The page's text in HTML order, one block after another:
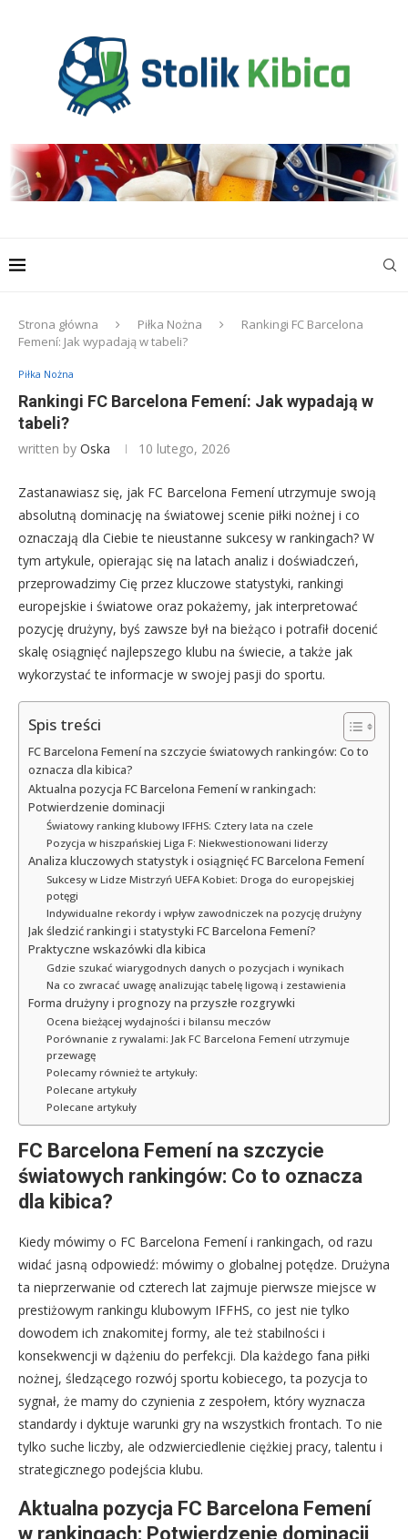
Strona główna Piłka Nożna
Rankingi FC Barcelona
Femení: Jak wypadają w tabeli?
Piłka Nożna
Rankingi FC Barcelona Femení: Jak wypadają w
tabeli?
written by Oska 10 lutego, 2026
Zastanawiasz się, jak FC Barcelona Femení utrzymuje swoją
absolutną dominację na światowej scenie piłki nożnej i co
oznaczają dla Ciebie te nieustanne sukcesy w rankingach? W
tym artykule, opierając się na latach analiz i doświadczeń,
przeprowadzimy Cię przez kluczowe statystyki, rankingi
europejskie i światowe oraz pokażemy, jak interpretować
pozycję drużyny, byś zawsze był na bieżąco i potrafił docenić
skalę osiągnięć najlepszego klubu na świecie, a także jak
wykorzystać te informacje w swojej pasji do sportu.
Spis treści
FC Barcelona Femení na szczycie światowych rankingów: Co to
oznacza dla kibica?
Aktualna pozycja FC Barcelona Femení w rankingach:
Potwierdzenie dominacji
Światowy ranking klubowy IFFHS: Cztery lata na czele
Pozycja w hiszpańskiej Liga F: Niekwestionowani liderzy
Analiza kluczowych statystyk i osiągnięć FC Barcelona Femení
Sukcesy w Lidze Mistrzyń UEFA Kobiet: Droga do europejskiej
potęgi
Indywidualne rekordy i wpływ zawodniczek na pozycję drużyny
Jak śledzić rankingi i statystyki FC Barcelona Femení?
Praktyczne wskazówki dla kibica
Gdzie szukać wiarygodnych danych o pozycjach i wynikach
Na co zwracać uwagę analizując tabelę ligową i zestawienia
Forma drużyny i prognozy na przyszłe rozgrywki
Ocena bieżącej wydajności i bilansu meczów
Porównanie z rywalami: Jak FC Barcelona Femení utrzymuje
przewagę
Polecamy również te artykuły:
Polecane artykuły
Polecane artykuły
FC Barcelona Femení na szczycie
światowych rankingów: Co to oznacza
dla kibica?
Kiedy mówimy o FC Barcelona Femení i rankingach, od razu
widać jasną odpowiedź: mówimy o globalnej potędze. Drużyna
ta nieprzerwanie od czterech lat zajmuje pierwsze miejsce w
prestiżowym rankingu klubowym IFFHS, co jest nie tylko
dowodem ich znakomitej formy, ale też stabilności i
konsekwencji w dążeniu do perfekcji. Dla każdego fana piłki
nożnej, śledzącego rozwój sportu kobiecego, ta pozycja to
sygnał, że mamy do czynienia z zespołem, który wyznacza
standardy i dyktuje warunki gry na wszystkich frontach. To nie
tylko suche liczby, ale odzwierciedlenie ciężkiej pracy, talentu i
strategicznego podejścia klubu.
Aktualna pozycja FC Barcelona Femení
w rankingach: Potwierdzenie dominacji